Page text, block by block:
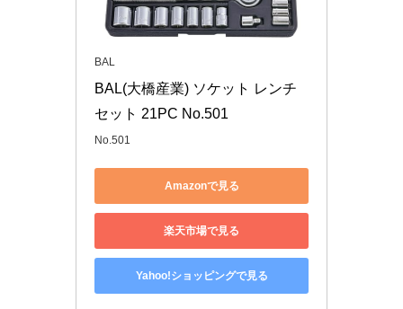
BAL
BAL(大橋産業) ソケット レンチ
セット 21PC No.501
No.501
Amazonで見る
楽天市場で見る
Yahoo!ショッピングで見る